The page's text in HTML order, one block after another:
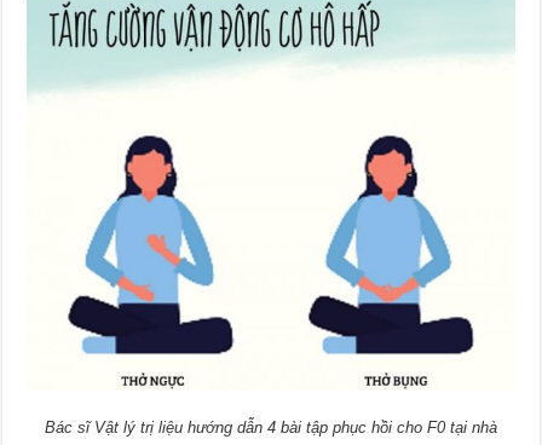
Bác sĩ Vật lý trị liệu hướng dẫn 4 bài tập phục hồi cho F0 tại nhà